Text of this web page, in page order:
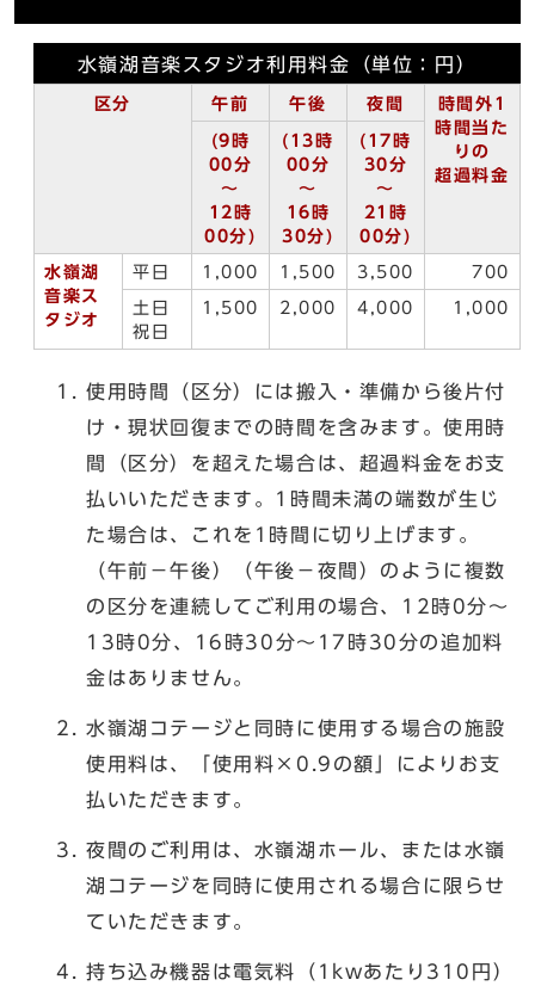
水嶺湖音楽スタジオ利用料金（単位：円）
区分 午前 午後 夜間
時間外1
時間当た
りの
超過料金
(9時
00分
～
12時
00分)
(13時
00分
～
16時
30分)
(17時
30分
～
21時
00分)
水嶺湖
音楽ス
タジオ
平日 1,000 1,500 3,500 700
土日
祝日
1,500 2,000 4,000 1,000
使用時間（区分）には搬入・準備から後片付
け・現状回復までの時間を含みます。使用時
間（区分）を超えた場合は、超過料金をお支
払いいただきます。1時間未満の端数が生じ
た場合は、これを1時間に切り上げます。
（午前－午後）（午後－夜間）のように複数
の区分を連続してご利用の場合、12時0分～
13時0分、16時30分～17時30分の追加料
金はありません。
水嶺湖コテージと同時に使用する場合の施設
使用料は、「使用料×0.9の額」によりお支
払いただきます。
夜間のご利用は、水嶺湖ホール、または水嶺
湖コテージを同時に使用される場合に限らせ
ていただきます。
持ち込み機器は電気料（1kwあたり310円）